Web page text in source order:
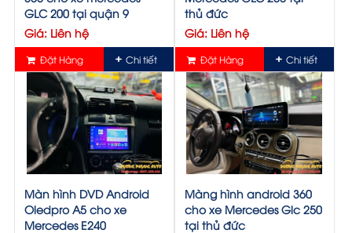
GLC 200 tại quận 9
Giá: Liên hệ
Đặt Hàng Chi tiết
thủ đức
Giá: Liên hệ
Đặt Hàng Chi tiết
Màn hình DVD Android
Oledpro A5 cho xe
Mercedes E240
Màng hình android 360
cho xe Mercedes Glc 250
tại thủ đức